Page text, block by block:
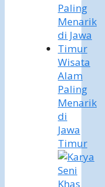
Wisata
Alam
Paling
Menarik
di
Jawa
Timur